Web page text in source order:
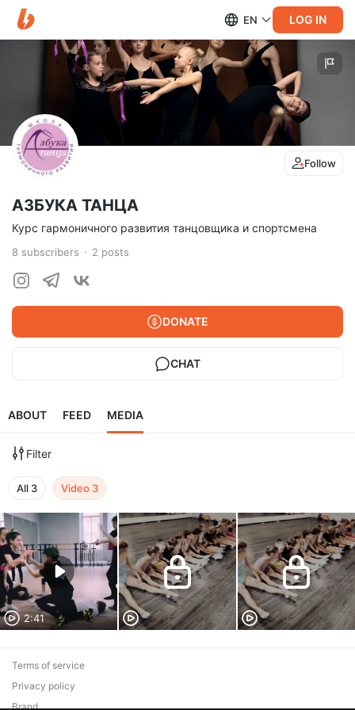
EN LOG IN
Follow
АЗБУКА ТАНЦА
Курс гармоничного развития танцовщика и спортсмена
8 subscribers 2 posts
DONATE
CHAT
ABOUT FEED MEDIA
Filter
All 3 Video 3
2:41
Terms of service
Privacy policy
Brand